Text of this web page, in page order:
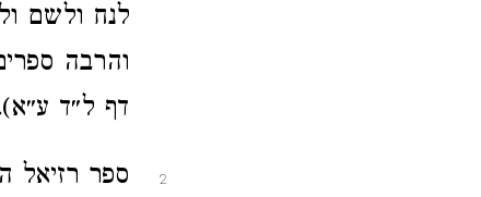
לנח ולשם
והרבה
דף ל״ד
2 ספר רזיאל